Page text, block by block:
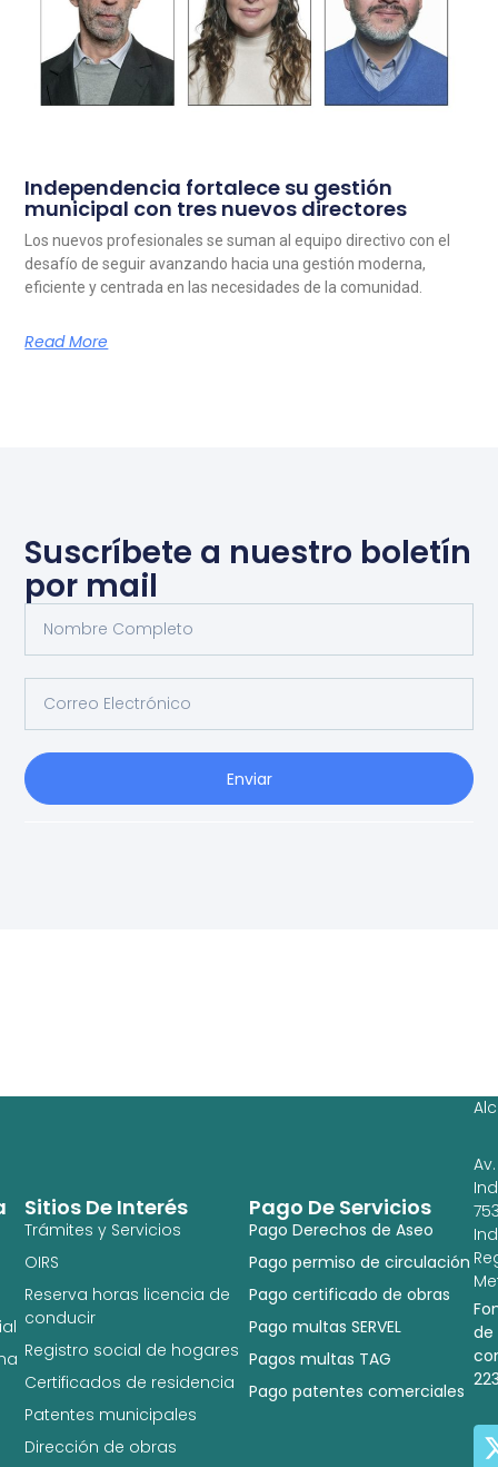
Independencia fortalece su gestión
municipal con tres nuevos directores
Los nuevos profesionales se suman al equipo directivo con el
desafío de seguir avanzando hacia una gestión moderna,
eficiente y centrada en las necesidades de la comunidad.
Read More
Suscríbete a nuestro boletín
por mail
Enviar
Pago De Servicios
Pago Derechos de Aseo
Pago permiso de circulación
Pago certificado de obras
Pago multas SERVEL
Pagos multas TAG
Pago patentes comerciales
Sitios De Interés
Trámites y Servicios
OIRS
Reserva horas licencia de
conducir
Registro social de hogares
Certificados de residencia
Patentes municipales
Dirección de obras
Av.
de